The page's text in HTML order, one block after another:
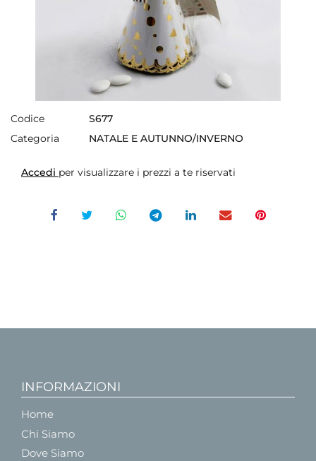
Codice
S677
Categoria
NATALE E AUTUNNO/INVERNO
Accedi per visualizzare i prezzi a te riservati
INFORMAZIONI
Home
Chi Siamo
Dove Siamo